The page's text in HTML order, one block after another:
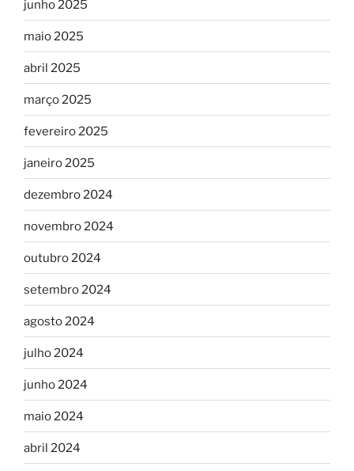
junho 2025
maio 2025
abril 2025
março 2025
fevereiro 2025
janeiro 2025
dezembro 2024
novembro 2024
outubro 2024
setembro 2024
agosto 2024
julho 2024
junho 2024
maio 2024
abril 2024